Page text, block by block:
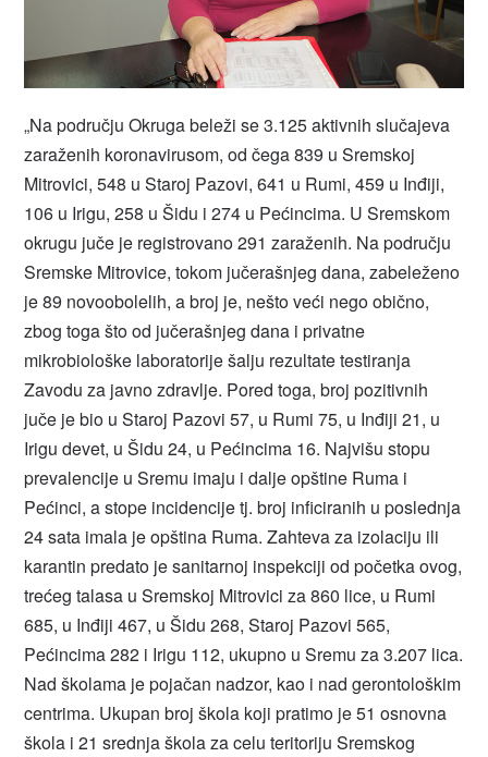
„Na području Okruga beleži se 3.125 aktivnih slučajeva
zaraženih koronavirusom, od čega 839 u Sremskoj
Mitrovici, 548 u Staroj Pazovi, 641 u Rumi, 459 u Inđiji,
106 u Irigu, 258 u Šidu i 274 u Pećincima. U Sremskom
okrugu juče je registrovano 291 zaraženih. Na području
Sremske Mitrovice, tokom jučerašnjeg dana, zabeleženo
je 89 novoobolelih, a broj je, nešto veći nego obično,
zbog toga što od jučerašnjeg dana i privatne
mikrobiološke laboratorije šalju rezultate testiranja
Zavodu za javno zdravlje. Pored toga, broj pozitivnih
juče je bio u Staroj Pazovi 57, u Rumi 75, u Inđiji 21, u
Irigu devet, u Šidu 24, u Pećincima 16. Najvišu stopu
prevalencije u Sremu imaju i dalje opštine Ruma i
Pećinci, a stope incidencije tj. broj inficiranih u poslednja
24 sata imala je opština Ruma. Zahteva za izolaciju ili
karantin predato je sanitarnoj inspekciji od početka ovog,
trećeg talasa u Sremskoj Mitrovici za 860 lice, u Rumi
685, u Inđiji 467, u Šidu 268, Staroj Pazovi 565,
Pećincima 282 i Irigu 112, ukupno u Sremu za 3.207 lica.
Nad školama je pojačan nadzor, kao i nad gerontološkim
centrima. Ukupan broj škola koji pratimo je 51 osnovna
škola i 21 srednja škola za celu teritoriju Sremskog